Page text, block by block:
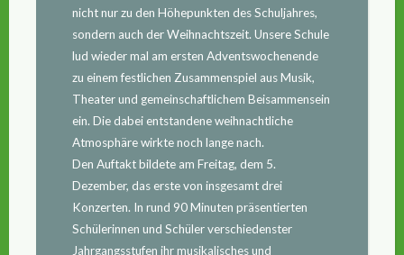
nicht nur zu den Höhepunkten des Schuljahres,
sondern auch der Weihnachtszeit. Unsere Schule
lud wieder mal am ersten Adventswochenende
zu einem festlichen Zusammenspiel aus Musik,
Theater und gemeinschaftlichem Beisammensein
ein. Die dabei entstandene weihnachtliche
Atmosphäre wirkte noch lange nach.
Den Auftakt bildete am Freitag, dem 5.
Dezember, das erste von insgesamt drei
Konzerten. In rund 90 Minuten präsentierten
Schülerinnen und Schüler verschiedenster
Jahrgangsstufen ihr musikalisches und